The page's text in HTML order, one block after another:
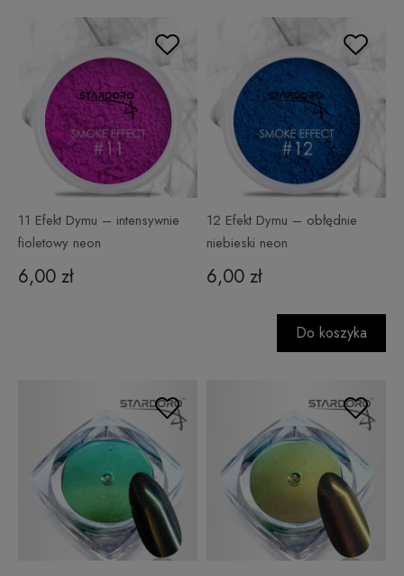
11 Efekt Dymu – intensywnie
fioletowy neon
6,00 zł
12 Efekt Dymu – obłędnie
niebieski neon
6,00 zł
Do koszyka